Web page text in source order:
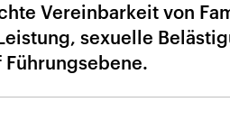
Vereinbarkeit von
sexuelle
Führungsebene.